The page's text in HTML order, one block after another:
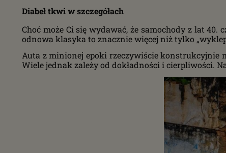
Diabeł tkwi w szczegółach
Choć może Ci się wydawać, że samochody z lat
odnowa klasyka to znacznie więcej niż tylko
Auta z minionej epoki rzeczywiście konstrukcyjnie
Wiele jednak zależy od dokładności i cierpliwości.